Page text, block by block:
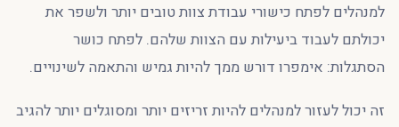
למנהלים לפתח כישורי עבודת צוות טובים יותר ולשפר את
יכולתם לעבוד ביעילות עם הצוות שלהם. לפתח כושר
הסתגלות: אימפרו דורש ממך להיות גמיש והתאמה לשינויים.
זה יכול לעזור למנהלים להיות זריזים יותר ומסוגלים יותר להגיב